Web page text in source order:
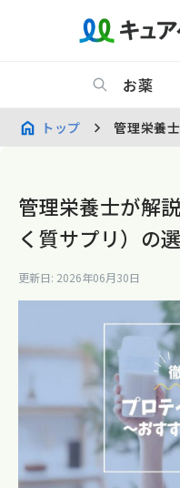
お薬
トップ 管理栄養
管理栄養士が解
く質サプリ）の
更新日: 2026年06月30日